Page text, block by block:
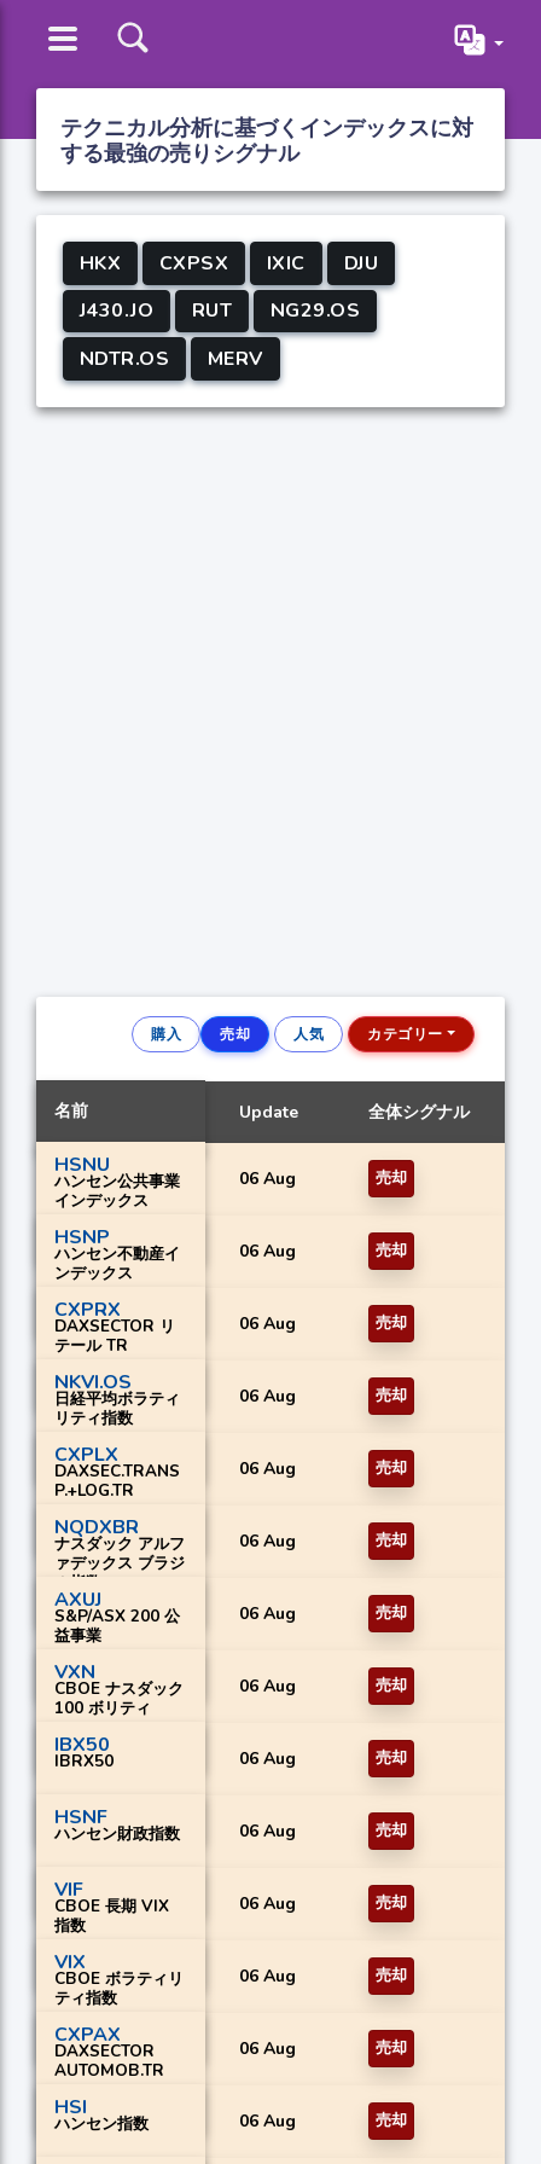
テクニカル分析に基づくインデックスに対
する最強の売りシグナル
HKX CXPSX IXIC
DJU
J430.JO
RUT
NG29.OS
NDTR.OS
MERV
購入 売却 人気 カテゴリー
名前 Update 全体シグナル
HSNU
ハンセン公共事業
インデックス
06 Aug 売却
HSNP
ハンセン不動産イ
ンデックス
06 Aug 売却
CXPRX
DAXSECTOR リ
テール TR
06 Aug 売却
NKVI.OS
日経平均ボラティ
リティ指数
06 Aug 売却
CXPLX
DAXSEC.TRANS
P.+LOG.TR
06 Aug 売却
NQDXBR
ナスダック アルフ
ァデックス ブラジ
ル指数
06 Aug 売却
AXUJ
S&P/ASX 200 公
益事業
06 Aug 売却
VXN
CBOE ナスダック
100 ボリティ
06 Aug 売却
IBX50
IBRX50 06 Aug 売却
HSNF
ハンセン財政指数 06 Aug 売却
VIF
CBOE 長期 VIX
指数
06 Aug 売却
VIX
CBOE ボラティリ
ティ指数
06 Aug 売却
CXPAX
DAXSECTOR
AUTOMOB.TR
06 Aug 売却
HSI
ハンセン指数 06 Aug 売却